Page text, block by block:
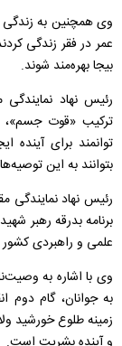
وی همچنین به زندگی
عمر در فقر زندگی
بیجا بهره‌مند شوند.
رئیس نهاد
ترکیب «قوت جسم»،
توانمند برای آینده
بتوانند به این
رئیس نهاد نمایندگی
برنامه بدرقه رهبر
علمی و راهبردی
وی با اشاره به
به جوانان، گام دوم
زمینه طلوع خورشید